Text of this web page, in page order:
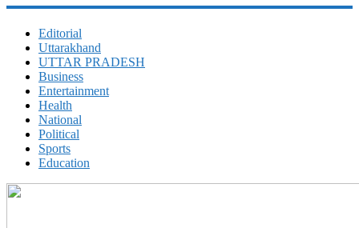
Editorial
Uttarakhand
UTTAR PRADESH
Business
Entertainment
Health
National
Political
Sports
Education